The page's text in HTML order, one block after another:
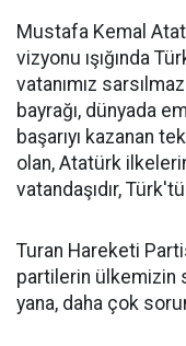
Mustafa Kemal
vizyonu ışığında
vatanımız
bayrağı, dünyada
başarıyı kazanan
olan, Atatürk
vatandaşıdır,
Turan Hareketi
partilerin ülkemizin
yana, daha çok